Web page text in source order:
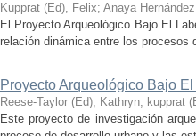
Kupprat (Ed), Felix; Anaya
El Proyecto Arqueológico Bajo El
relación dinámica entre los procesos
Proyecto Arqueológico Bajo
Reese-Taylor (Ed), Kathryn; kupprat
Este proyecto de investigación